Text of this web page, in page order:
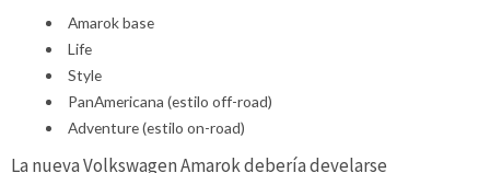
Amarok base
Life
Style
PanAmericana (estilo off-road)
Adventure (estilo on-road)
La nueva Volkswagen Amarok debería develarse